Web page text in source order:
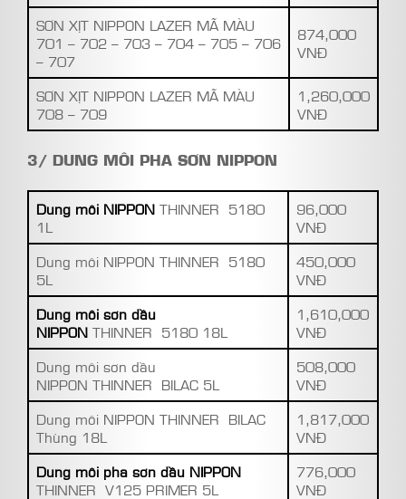
SƠN XỊT NIPPON LAZER MÃ MÀU
701 – 702 – 703 – 704 – 705 – 706
– 707
874,000
VNĐ
SƠN XỊT NIPPON LAZER MÃ MÀU
708 – 709
1,260,000
VNĐ
3/ DUNG MÔI PHA SƠN NIPPON
Dung môi NIPPON THINNER 5180
1L
96,000
VNĐ
Dung môi NIPPON THINNER 5180
5L
450,000
VNĐ
Dung môi sơn dầu
NIPPON THINNER 5180 18L
1,610,000
VNĐ
Dung môi sơn dầu
NIPPON THINNER BILAC 5L
508,000
VNĐ
Dung môi NIPPON THINNER BILAC
Thùng 18L
1,817,000
VNĐ
Dung môi pha sơn dầu NIPPON
THINNER V125 PRIMER 5L
776,000
VNĐ